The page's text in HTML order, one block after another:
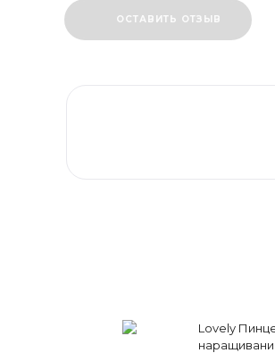
ОСТАВИТЬ ОТЗЫВ
Lovely